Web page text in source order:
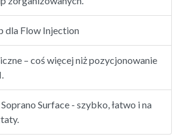
dla Flow Injection
– coś więcej niż pozycjonowanie
Surface - szybko, łatwo i na